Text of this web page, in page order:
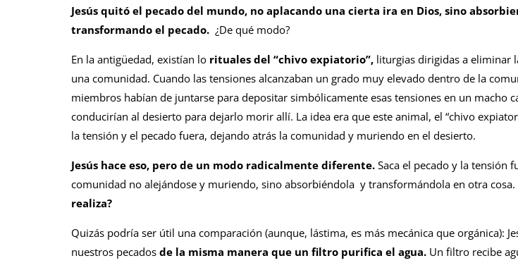
Jesús quitó el pecado del mundo, no aplacando una cierta ira en Dios, sino
transformando el pecado.¿De qué modo?
En la antigüedad, existían lo rituales del “chivo expiatorio”, liturgias dirigidas a eliminar
una comunidad. Cuando las tensiones alcanzaban un grado muy elevado dentro de la
miembros habían de juntarse para depositar simbólicamente esas tensiones en un macho
conducirían al desierto para dejarlo morir allí. La idea era que este animal, el “chivo
la tensión y el pecado fuera, dejando atrás la comunidad y muriendo en el desierto.
Jesús hace eso, pero de un modo radicalmente diferente.Saca el pecado y la tensión
comunidad no alejándose y muriendo, sino absorbiéndola y transformándola en otra cosa.
realiza?
Quizás podría ser útil una comparación (aunque, lástima, es más mecánica que orgánica):
nuestros pecados de la misma manera que un filtro purifica el agua. Un filtro recibe